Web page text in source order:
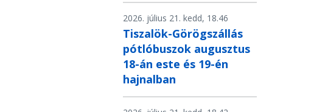
2026. július 21. kedd, 18.46
Tiszalök-Görögszállás
pótlóbuszok augusztus
18-án este és 19-én
hajnalban